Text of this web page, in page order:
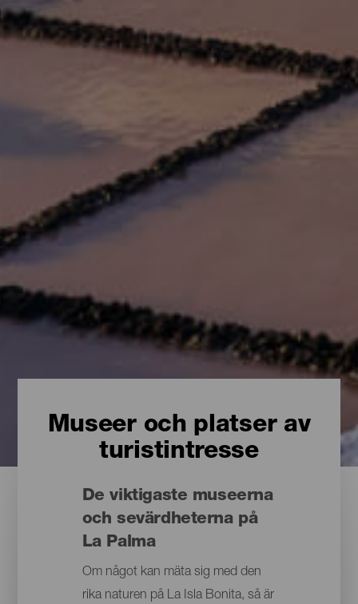
Museer och platser av
turistintresse
De viktigaste museerna
och sevärdheterna på
La Palma
Om något kan mäta sig med den
rika naturen på La Isla Bonita, så är